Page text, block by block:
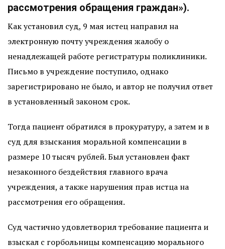
рассмотрения обращения граждан»).
Как установил суд, 9 мая истец направил на
электронную почту учреждения жалобу о
ненадлежащей работе регистратуры поликлиники.
Письмо в учреждение поступило, однако
зарегистрировано не было, и автор не получил ответ
в установленный законом срок.
Тогда пациент обратился в прокуратуру, а затем и в
суд для взыскания моральной компенсации в
размере 10 тысяч рублей. Был установлен факт
незаконного бездействия главного врача
учреждения, а также нарушения прав истца на
рассмотрения его обращения.
Суд частично удовлетворил требование пациента и
взыскал с горбольницы компенсацию морального